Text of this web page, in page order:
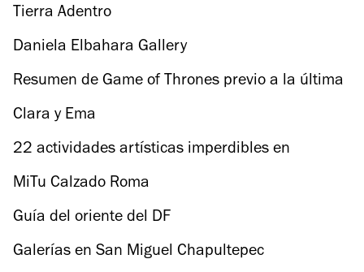
Tierra Adentro
Daniela Elbahara Gallery
Resumen de Game of Thrones previo a la última
temporada
Clara y Ema
22 actividades artísticas imperdibles en
Semana Santa
MiTu Calzado Roma
Guía del oriente del DF
Galerías en San Miguel Chapultepec